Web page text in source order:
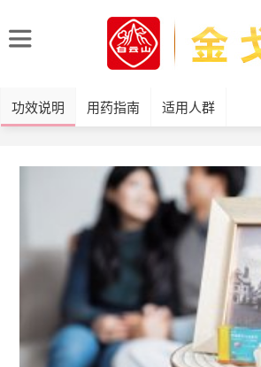
功效说明 用药指南 适用人群